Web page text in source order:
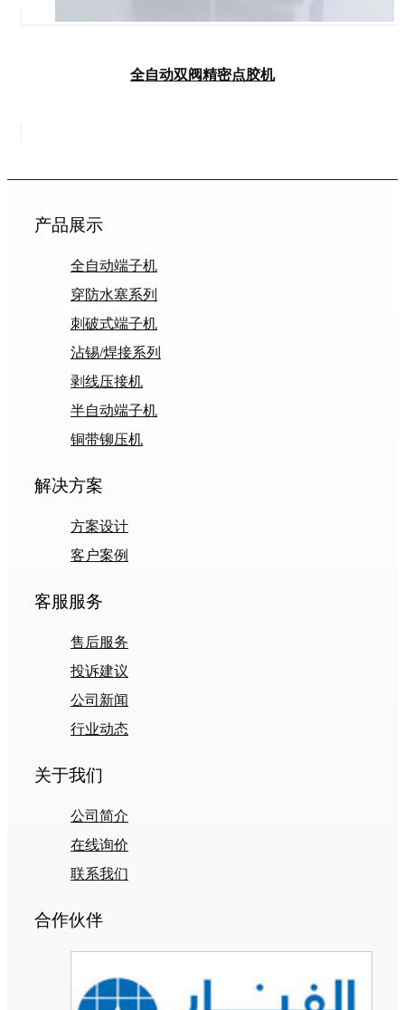
全自动双阀精密点胶机
产品展示
全自动端子机
穿防水塞系列
刺破式端子机
沾锡/焊接系列
剥线压接机
半自动端子机
铜带铆压机
解决方案
方案设计
客户案例
客服服务
售后服务
投诉建议
公司新闻
行业动态
关于我们
公司简介
在线询价
联系我们
合作伙伴